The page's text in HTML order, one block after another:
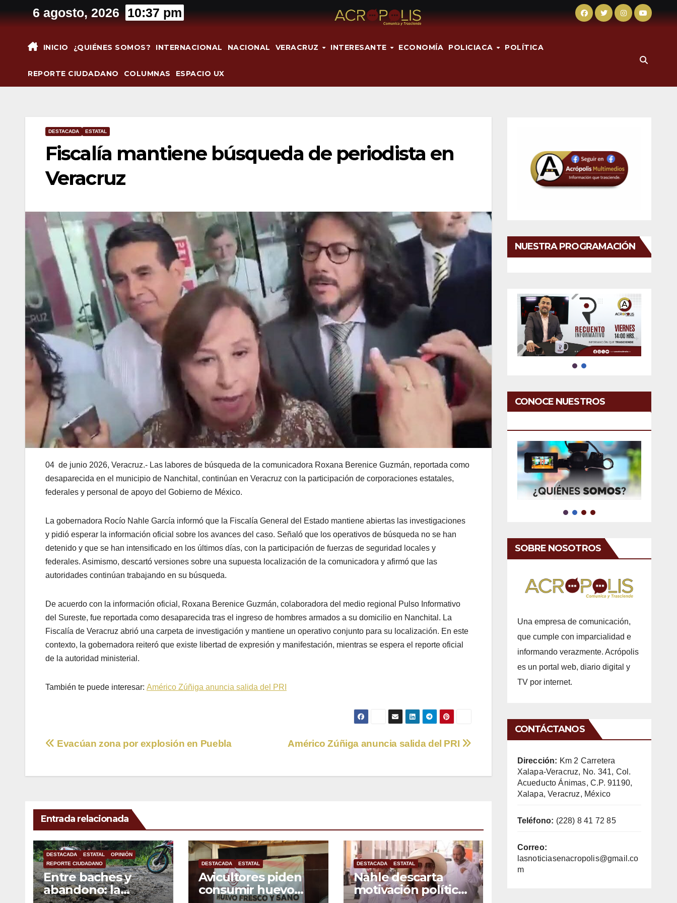
al
6 agosto, 2026 10:37 pm
INICIO ¿QUIÉNES SOMOS? INTERNACIONAL NACIONAL VERACRUZ INTERESANTE ECONOMÍA POLICIACA POLÍTICA
REPORTE CIUDADANO COLUMNAS ESPACIO UX
DESTACADA ESTATAL
Fiscalía mantiene búsqueda de periodista en
Veracruz
04 de junio 2026, Veracruz.- Las labores de búsqueda de la comunicadora Roxana Berenice Guzmán, reportada como
desaparecida en el municipio de Nanchital, continúan en Veracruz con la participación de corporaciones estatales,
federales y personal de apoyo del Gobierno de México.
La gobernadora Rocío Nahle García informó que la Fiscalía General del Estado mantiene abiertas las investigaciones
y pidió esperar la información oficial sobre los avances del caso. Señaló que los operativos de búsqueda no se han
detenido y que se han intensificado en los últimos días, con la participación de fuerzas de seguridad locales y
federales. Asimismo, descartó versiones sobre una supuesta localización de la comunicadora y afirmó que las
autoridades continúan trabajando en su búsqueda.
De acuerdo con la información oficial, Roxana Berenice Guzmán, colaboradora del medio regional Pulso Informativo
del Sureste, fue reportada como desaparecida tras el ingreso de hombres armados a su domicilio en Nanchital. La
Fiscalía de Veracruz abrió una carpeta de investigación y mantiene un operativo conjunto para su localización. En este
contexto, la gobernadora reiteró que existe libertad de expresión y manifestación, mientras se espera el reporte oficial
de la autoridad ministerial.
También te puede interesar: Américo Zúñiga anuncia salida del PRI
Navegación
Américo Zúñiga anuncia salida del PRI
Evacúan zona por explosión en Puebla
Entrada relacionada
DESTACADA ESTATAL
OPINIÓN
REPORTE CIUDADANO
Entre baches y
abandono: la
DESTACADA ESTATAL
Avicultores piden
consumir huevo
DESTACADA ESTATAL
Nahle descarta
motivación política
NUESTRA PROGRAMACIÓN
CONOCE NUESTROS
SOBRE NOSOTROS
Una empresa de comunicación,
que cumple con imparcialidad e
informando verazmente. Acrópolis
es un portal web, diario digital y
TV por internet.
CONTÁCTANOS
Dirección: Km 2 Carretera
Xalapa-Veracruz, No. 341, Col.
Acueducto Ánimas, C.P. 91190,
Xalapa, Veracruz, México
Teléfono: (228) 8 41 72 85
Correo:
lasnoticiasenacropolis@gmail.co
m